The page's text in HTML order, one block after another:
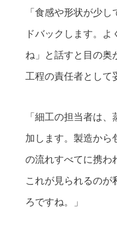
「食感や形状が少
ドバックします。
ね」と話すと目の奥
工程の責任者として
「細工の担当者は
加します。製造から
の流れすべてに携わ
これが見られるのが
ろですね。」